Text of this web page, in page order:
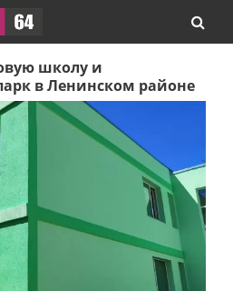
школу и
в Ленинском районе